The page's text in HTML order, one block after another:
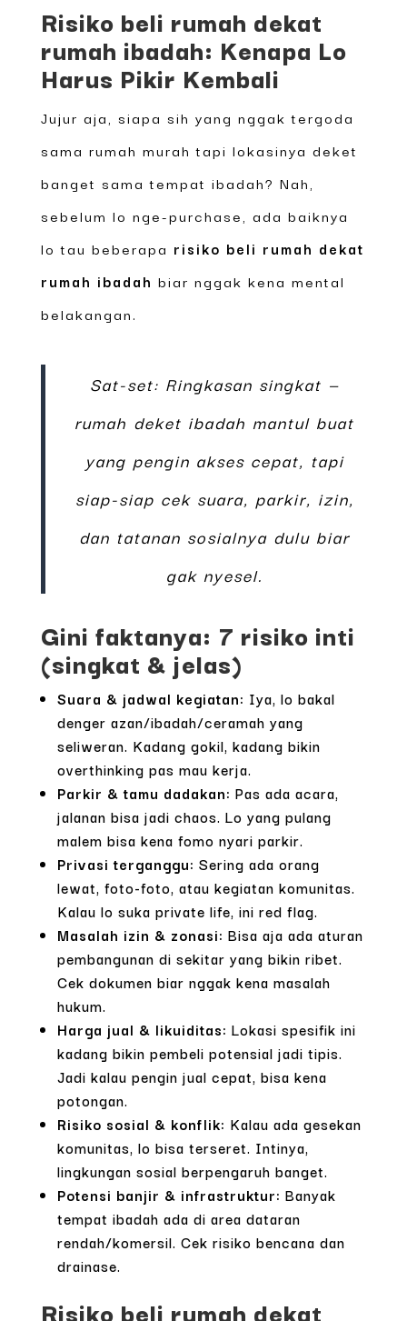
Risiko beli rumah dekat
rumah ibadah: Kenapa Lo
Harus Pikir Kembali
Jujur aja, siapa sih yang nggak tergoda
sama rumah murah tapi lokasinya deket
banget sama tempat ibadah? Nah,
sebelum lo nge-purchase, ada baiknya
lo tau beberapa risiko beli rumah dekat
rumah ibadah biar nggak kena mental
belakangan.
Sat-set: Ringkasan singkat —
rumah deket ibadah mantul buat
yang pengin akses cepat, tapi
siap-siap cek suara, parkir, izin,
dan tatanan sosialnya dulu biar
gak nyesel.
Gini faktanya: 7 risiko inti
(singkat & jelas)
Suara & jadwal kegiatan: Iya, lo bakal
denger azan/ibadah/ceramah yang
seliweran. Kadang gokil, kadang bikin
overthinking pas mau kerja.
Parkir & tamu dadakan: Pas ada acara,
jalanan bisa jadi chaos. Lo yang pulang
malem bisa kena fomo nyari parkir.
Privasi terganggu: Sering ada orang
lewat, foto-foto, atau kegiatan komunitas.
Kalau lo suka private life, ini red flag.
Masalah izin & zonasi: Bisa aja ada aturan
pembangunan di sekitar yang bikin ribet.
Cek dokumen biar nggak kena masalah
hukum.
Harga jual & likuiditas: Lokasi spesifik ini
kadang bikin pembeli potensial jadi tipis.
Jadi kalau pengin jual cepat, bisa kena
potongan.
Risiko sosial & konflik: Kalau ada gesekan
komunitas, lo bisa terseret. Intinya,
lingkungan sosial berpengaruh banget.
Potensi banjir & infrastruktur: Banyak
tempat ibadah ada di area dataran
rendah/komersil. Cek risiko bencana dan
drainase.
Risiko beli rumah dekat